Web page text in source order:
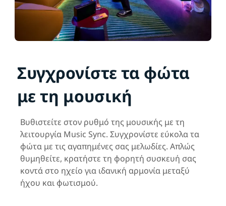
Συγχρονίστε τα φώτα
με τη μουσική
Βυθιστείτε στον ρυθμό της μουσικής με τη
λειτουργία Music Sync. Συγχρονίστε εύκολα τα
φώτα με τις αγαπημένες σας μελωδίες. Απλώς
θυμηθείτε, κρατήστε τη φορητή συσκευή σας
κοντά στο ηχείο για ιδανική αρμονία μεταξύ
ήχου και φωτισμού.